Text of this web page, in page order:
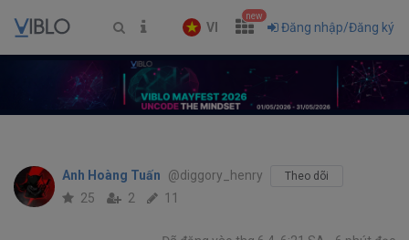
VI
new
Đăng nhập/Đăng ký
Anh Hoàng Tuấn @diggory_henry Theo dõi
25 2 11